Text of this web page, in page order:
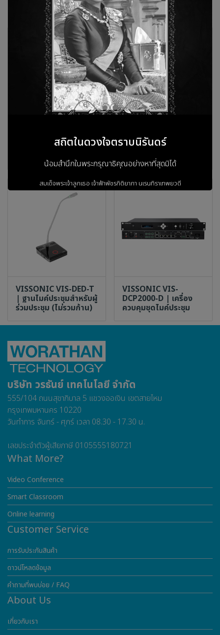
สินค้าที่เกี่ยวข้อง
VISSONIC VIS-
DCP1000 | เครื่องควบ
คุมชุดไมค์ประชุม
VISSONIC VIS-DEC-T
| ฐานไมค์ประชุมสำหรับ
ประธาน (ไม่รวมก้าน)
VISSONIC VIS-DED-T
| ฐานไมค์ประชุมสำหรับผู้
ร่วมประชุม (ไม่รวมก้าน)
VISSONIC VIS-
DCP2000-D | เครื่อง
ควบคุมชุดไมค์ประชุม
บริษัท วรธันย์ เทคโนโลยี จำกัด
555/104 ถนนสุขาภิบาล 5 แขวงออเงิน เขตสายไหม
กรุงเทพมหานคร 10220
วันทำการ จันทร์ - ศุกร์ เวลา 08.30 - 17.30 น.
เลขประจำตัวผู้เสียภาษี 0105555180721
What More?
Video Conference
Smart Classroom
Online learning
Customer Service
การรับประกันสินค้า
ดาวน์โหลดข้อมูล
คำถามที่พบบ่อย / FAQ
About Us
เกี่ยวกับเรา
สถิตในดวงใจตราบนิรันดร์
น้อมสำนึกในพระกรุณาธิคุณอย่างหาที่สุดมิได้
สมเด็จพระเจ้าลูกเธอ เจ้าฟ้าพัชรกิติยาภา นเรนทิราเทพยวดี
กรมหลวงราชสาริณีสิริพัชร
ข้าพระพุทธเจ้า ผู้บริหารและพนักงาน
บริษัท วรธันย์ เทคโนโลยี จำกัด
เข้าสู่เว็บไซต์